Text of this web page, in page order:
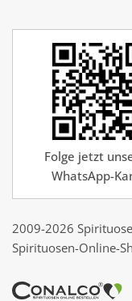
Folge jetzt
WhatsApp-
2009-2026
Spirituosen-Online-